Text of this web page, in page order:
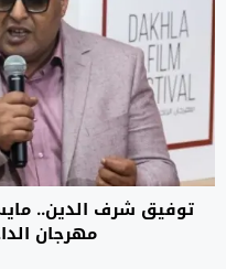
توفيق شرف الدين..
مهرجان